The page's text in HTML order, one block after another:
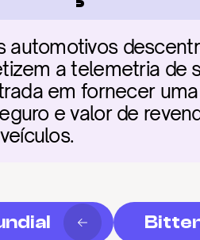
automotivos
a telemetria de
em fornecer
e valor de